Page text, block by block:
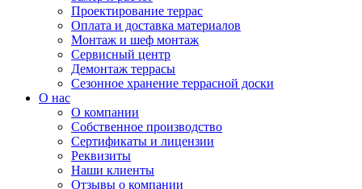
Проектирование террас
Оплата и доставка материалов
Монтаж и шеф монтаж
Сервисный центр
Демонтаж террасы
Сезонное хранение террасной доски
О нас
О компании
Собственное производство
Сертификаты и лицензии
Реквизиты
Наши клиенты
Отзывы о компании